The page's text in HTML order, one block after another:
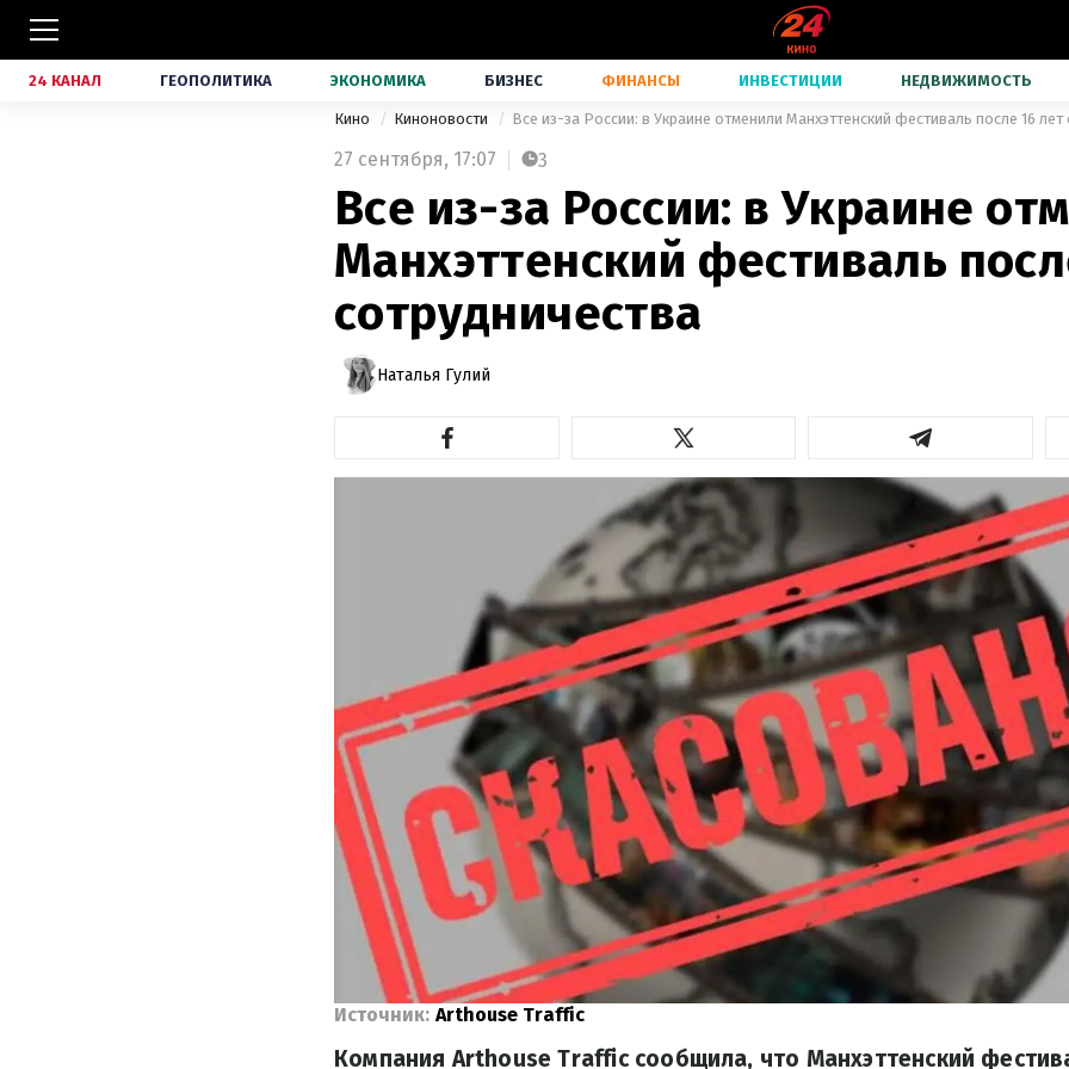
24 КАНАЛ ГЕОПОЛИТИКА ЭКОНОМИКА БИЗНЕС ФИНАНСЫ ИНВЕСТИЦИИ НЕДВИЖИМОСТЬ
Кино Киноновости Все из-за России: в Украине отменили Манхэттенский фестиваль после 16 лет
27 сентября, 17:07 3
Все из-за России: в Украине
Манхэттенский фестиваль
сотрудничества
Наталья Гулий
Источник: Arthouse Traffic
Компания Arthouse Traffic сообщила, что Манхэттенский